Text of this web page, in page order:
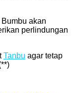
akan
perlindungan
Tanbu agar tetap